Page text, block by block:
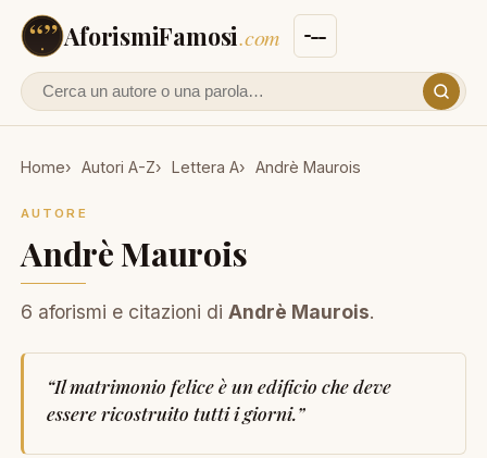
AforismiFamosi.com
Cerca un autore o un aforisma
Home Autori A-Z Lettera A Andrè Maurois
AUTORE
Andrè Maurois
6 aforismi e citazioni diAndrè Maurois.
“Il matrimonio felice è un edificio che deve
essere ricostruito tutti i giorni.”